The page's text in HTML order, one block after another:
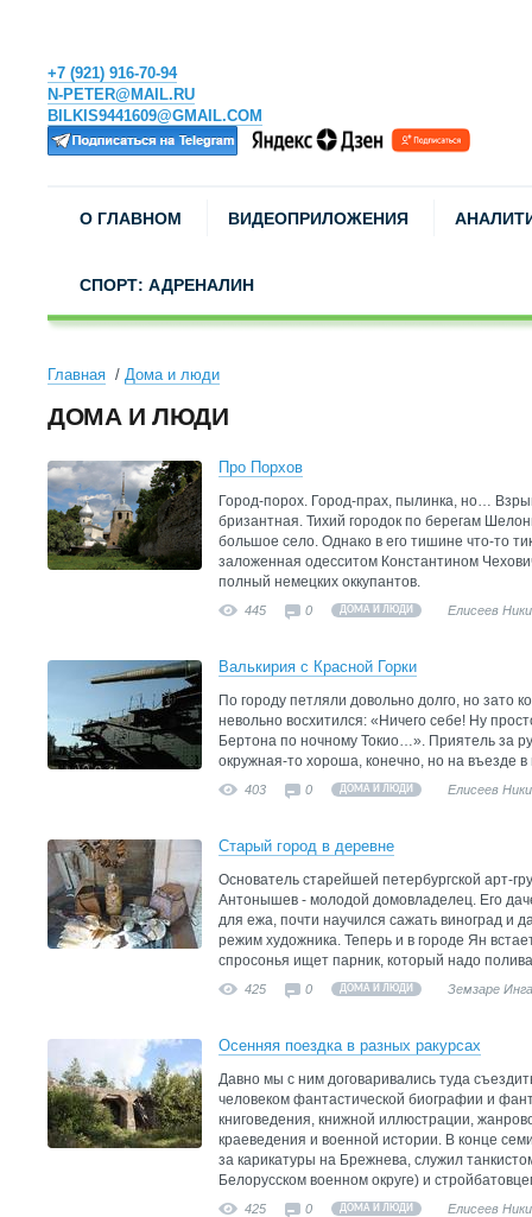
+7 (921) 916-70-94
N-PETER@MAIL.RU
BILKIS9441609@GMAIL.COM
О ГЛАВНОМ ВИДЕОПРИЛОЖЕНИЯ
СПОРТ: АДРЕНАЛИН
Главная Дома и люди
ДОМА И ЛЮДИ
Про Порхов
Город-порох. Город-прах, пылинка, но…
бризантная. Тихий городок по берегам
большое село. Однако в его тишине что-то
заложенная одесситом Константином
полный немецких оккупантов.
445 0 ДОМА И ЛЮДИ Елисеев
Валькирия с Красной Горки
По городу петляли довольно долго, но зато
невольно восхитился: «Ничего себе! Ну
Бертона по ночному Токио…». Приятель за
окружная-то хороша, конечно, но на въезде
403 0 ДОМА И ЛЮДИ Елисеев
Старый город в деревне
Основатель старейшей петербургской арт-
Антонышев - молодой домовладелец. Его
для ежа, почти научился сажать виноград и
режим художника. Теперь и в городе Ян
спросонья ищет парник, который надо
425 0 ДОМА И ЛЮДИ Земзаре
Осенняя поездка в разных ракурсах
Давно мы с ним договаривались туда
человеком фантастической биографии и
книговедения, книжной иллюстрации,
краеведения и военной истории. В конце
за карикатуры на Брежнева, служил
Белорусском военном округе) и
425 0 ДОМА И ЛЮДИ Елисеев